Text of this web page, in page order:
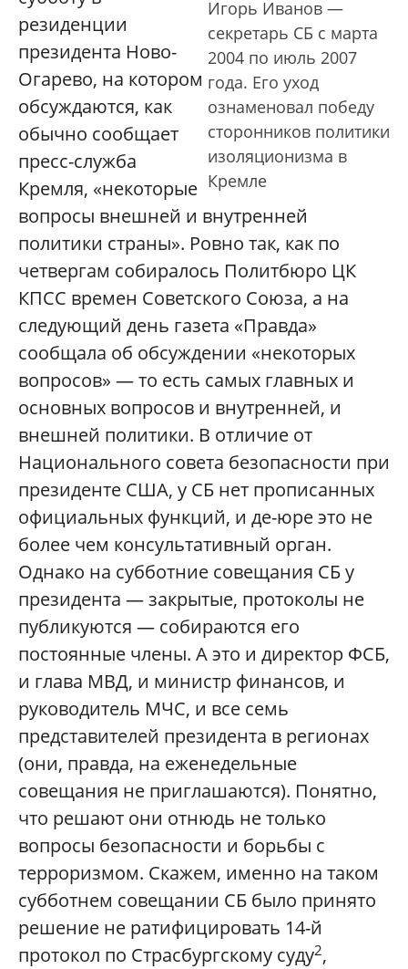
Игорь Иванов —
секретарь СБ с марта
2004 по июль 2007
года. Его уход
ознаменовал победу
сторонников политики
изоляционизма в
Кремле
резиденции
президента Ново-
Огарево, на котором
обсуждаются, как
обычно сообщает
пресс-служба
Кремля, «некоторые
вопросы внешней и внутренней
политики страны». Ровно так, как по
четвергам собиралось Политбюро ЦК
КПСС времен Советского Союза, а на
следующий день газета «Правда»
сообщала об обсуждении «некоторых
вопросов» — то есть самых главных и
основных вопросов и внутренней, и
внешней политики. В отличие от
Национального совета безопасности при
президенте США, у СБ нет прописанных
официальных функций, и де-юре это не
более чем консультативный орган.
Однако на субботние совещания СБ у
президента — закрытые, протоколы не
публикуются — собираются его
постоянные члены. А это и директор ФСБ,
и глава МВД, и министр финансов, и
руководитель МЧС, и все семь
представителей президента в регионах
(они, правда, на еженедельные
совещания не приглашаются). Понятно,
что решают они отнюдь не только
вопросы безопасности и борьбы с
терроризмом. Скажем, именно на таком
субботнем совещании СБ было принято
решение не ратифицировать 14-й
протокол по Страсбургскому суду2,